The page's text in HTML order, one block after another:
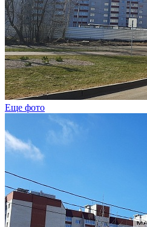
Еще фото